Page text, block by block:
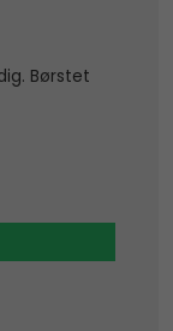
Børstet